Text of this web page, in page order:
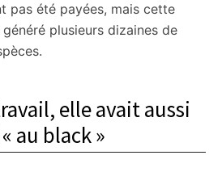
pas été payées, mais cette
plusieurs dizaines de
elle avait aussi
au black »